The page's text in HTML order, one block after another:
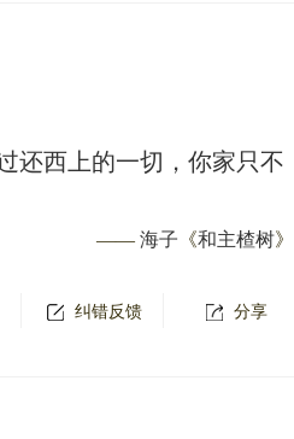
还西上的一切，你家只不
—— 海子 《和主楂树》
纠错反馈 分享